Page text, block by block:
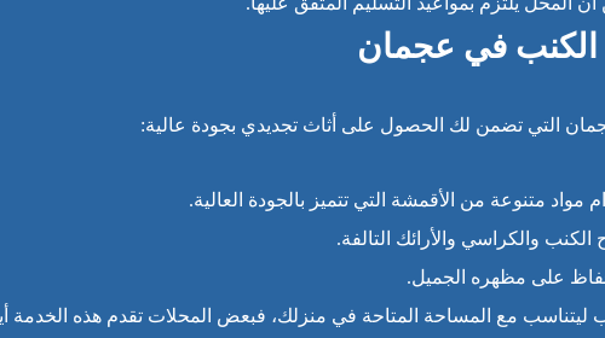
الكنب في عجمان
التي تضمن لك الحصول على أثاث تجديدي بجودة عالية:
مواد متنوعة من الأقمشة التي تتميز بالجودة العالية.
والكراسي والأرائك التالفة.
على مظهره الجميل.
ليتناسب مع المساحة المتاحة في منزلك، فبعض المحلات تقدم هذه الخدمة